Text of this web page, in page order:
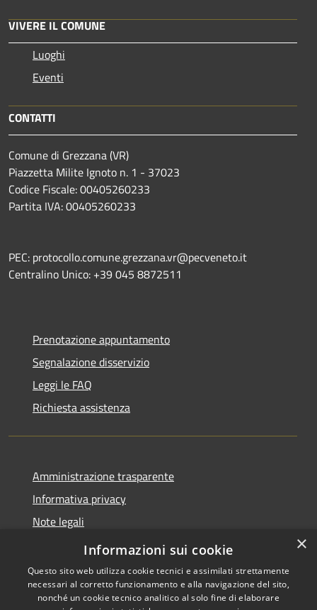
VIVERE IL COMUNE
Luoghi
Eventi
CONTATTI
Comune di Grezzana (VR)
Piazzetta Milite Ignoto n. 1 - 37023
Codice Fiscale: 00405260233
Partita IVA: 00405260233
PEC: protocollo.comune.grezzana.vr@pecveneto.it
Centralino Unico: +39 045 8872511
Prenotazione appuntamento
Segnalazione disservizio
Leggi le FAQ
Richiesta assistenza
Amministrazione trasparente
Informativa privacy
Note legali
Dichiarazione di accessibilità
×
Informazioni sui cookie
Questo sito web utilizza cookie tecnici e assimilati strettamente
necessari al corretto funzionamento e alla navigazione del sito,
nonché un cookie tecnico analitico al solo fine di elaborare